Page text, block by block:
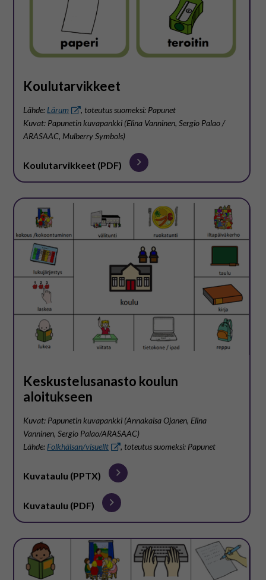
Koulutarvikkeet
Lähde: Lärum
, toteutus suomeksi: Papunet
Kuvat: Papunetin kuvapankki (Elina Vanninen, Sergio Palao /
ARASAAC, Mulberry Symbols)
Koulutarvikkeet (PDF)
Keskustelusanasto koulun
aloitukseen
Kuvat: Papunetin kuvapankki (Annakaisa Ojanen, Elina
Vanninen, Sergio Palao/ARASAAC)
Lähde: Folkhälsan/visuellt , toteutus suomeksi: Papunet
Kuvataulu (PPTX)
Kuvataulu (PDF)